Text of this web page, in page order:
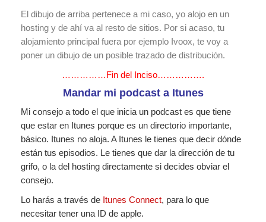
El dibujo de arriba pertenece a mi caso, yo alojo en un
hosting y de ahí va al resto de sitios. Por si acaso, tu
alojamiento principal fuera por ejemplo Ivoox, te voy a
poner un dibujo de un posible trazado de distribución.
……………Fin del Inciso…………….
Mandar mi podcast a Itunes
Mi consejo a todo el que inicia un podcast es que tiene
que estar en Itunes porque es un directorio importante,
básico. Itunes no aloja. A Itunes le tienes que decir dónde
están tus episodios. Le tienes que dar la dirección de tu
grifo, o la del hosting directamente si decides obviar el
consejo.
Lo harás a través de Itunes Connect, para lo que
necesitar tener una ID de apple.